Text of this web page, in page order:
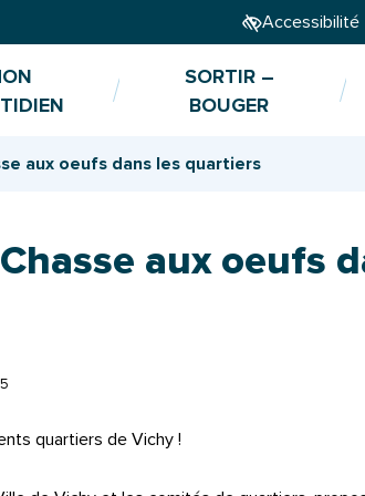
Accessibilité
SORTIR –
BOUGER
aux oeufs dans les quartiers
aux oeufs
quartiers de Vichy !